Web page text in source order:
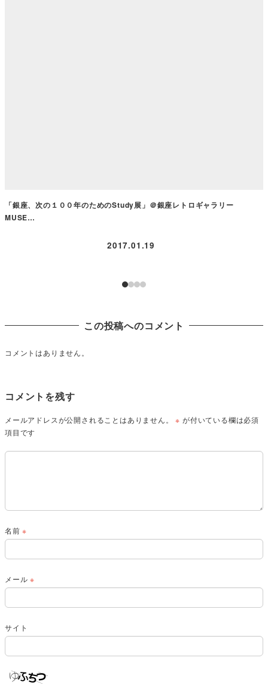
「銀座、次の１００年のためのStudy展」＠銀座レトロギャラリー
MUSE…
2017.01.19
この投稿へのコメント
コメントはありません。
コメントを残す
メールアドレスが公開されることはありません。 ※ が付いている欄は必須
項目です
名前※
メール※
サイト